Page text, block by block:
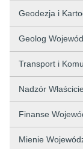
Geodezja i
Geolog
Transport i
Nadzór
Finanse
Mienie